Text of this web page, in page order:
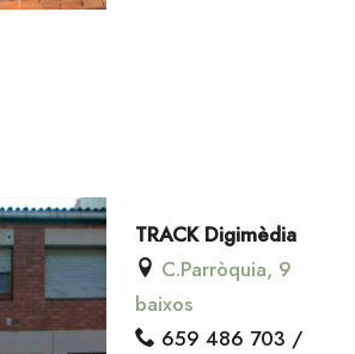
TRACK Digimèdia
C.Parròquia, 9
baixos
659 486 703 /